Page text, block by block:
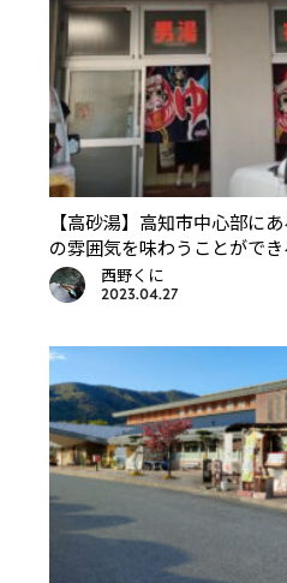
【高砂湯】高知市中心部に
の雰囲気を味わうことがで
西野くに
2023.04.27